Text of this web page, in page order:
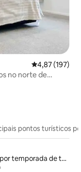
4,87 de uma
4,87 (197)
no norte de
pontos turísticos
Aluguel por temporada de townhouses